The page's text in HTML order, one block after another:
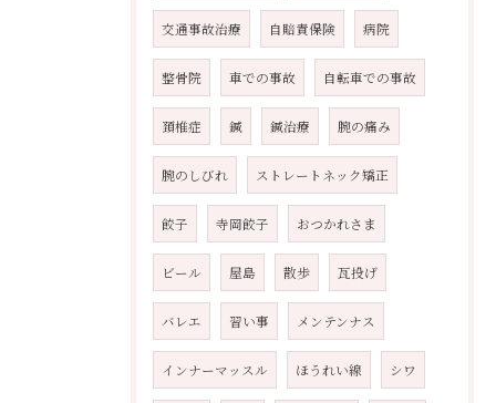
交通事故治療 自賠責保険 病院
整骨院 車での事故 自転車での事故
頚椎症 鍼 鍼治療 腕の痛み
腕のしびれ ストレートネック矯正
餃子 寺岡餃子 おつかれさま
ビール 屋島 散歩 瓦投げ
バレエ 習い事 メンテンナス
インナーマッスル ほうれい線 シワ